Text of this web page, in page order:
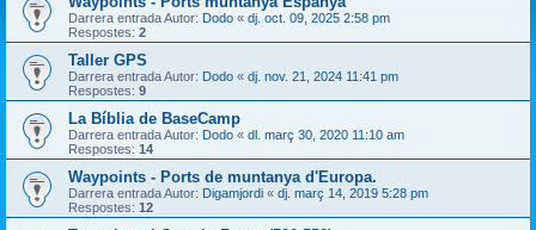
Darrera entrada Autor: Dodo « dj. oct. 09, 2025 2:58 pm
Respostes: 2
Taller GPS
Darrera entrada Autor: Dodo « dj. nov. 21, 2024 11:41 pm
Respostes: 9
La Bíblia de BaseCamp
Darrera entrada Autor: Dodo « dl. març 30, 2020 11:10 am
Respostes: 14
Waypoints - Ports de muntanya d'Europa.
Darrera entrada Autor: Digamjordi « dj. març 14, 2019 5:28 pm
Respostes: 12